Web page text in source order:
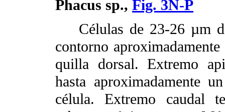
Phacus sp., Fig. 3N-P
Células de 23-26 µm
contorno
quilla dorsal. Extremo
hasta aproximadamente
célula. Extremo caudal